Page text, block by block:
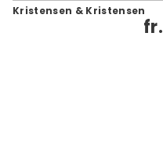
Kristensen & Kristensen
fr.